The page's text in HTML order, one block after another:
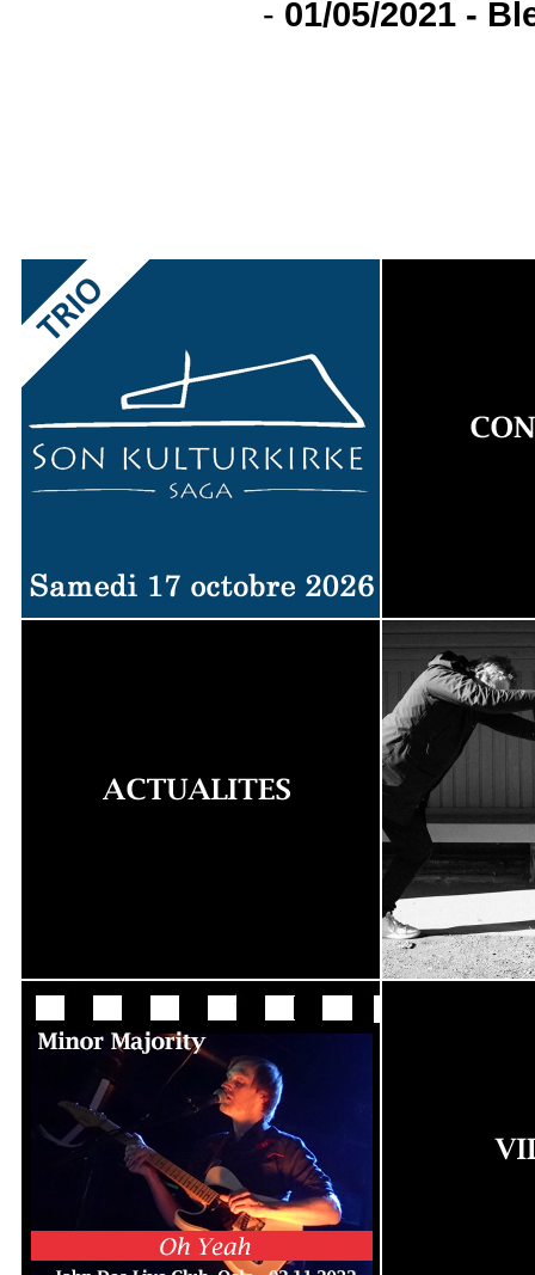
- 01/05/2021 -